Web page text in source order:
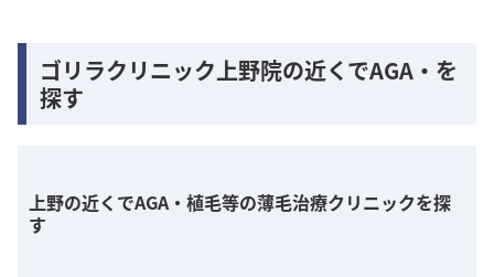
ゴリラクリニック上野院の近くでAGA・を
探す
上野の近くでAGA・植毛等の薄毛治療クリニックを探
す